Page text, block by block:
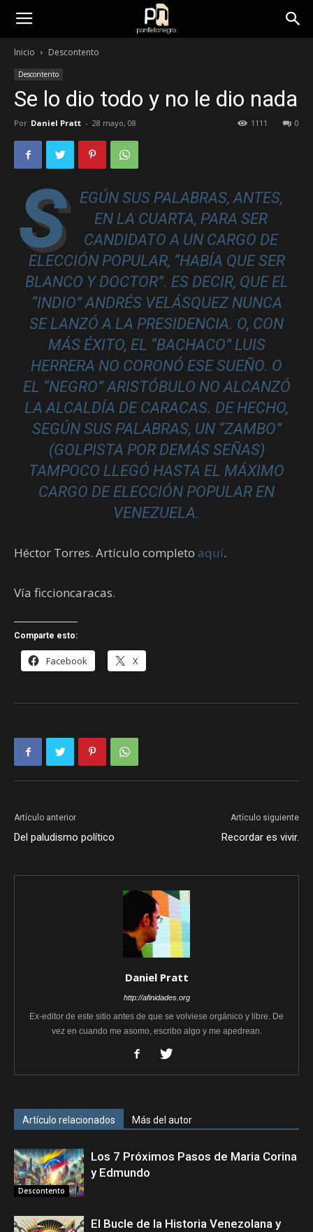
panfletonegro
Inicio Descontento
Descontento
Se lo dio todo y no le dio nada
Por Daniel Pratt - 28 mayo, 08 0
1111
S
EGÚN SUS PALABRAS, ANTES,
EN LA CUARTA, PARA SER
CANDIDATO A UN CARGO DE
ELECCIÓN POPULAR, “HABÍA QUE SER
BLANCO Y DOCTOR”. ES DECIR, QUE EL
“INDIO” ANDRÉS VELÁSQUEZ NUNCA
SE LANZÓ A LA PRESIDENCIA. O, CON
MÁS ÉXITO, EL “BACHACO” LUIS
HERRERA NO CORONÓ ESE SUEÑO. O
EL “NEGRO” ARISTÓBULO NO ALCANZÓ
LA ALCALDÍA DE CARACAS. DE HECHO,
SEGÚN SUS PALABRAS, UN “ZAMBO”
(GOLPISTA POR DEMÁS SEÑAS)
TAMPOCO LLEGÓ HASTA EL MÁXIMO
CARGO DE ELECCIÓN POPULAR EN
VENEZUELA.
Héctor Torres. Artículo completo aquí.
Vía ficcioncaracas.
Comparte esto:
Facebook X
Artículo anterior
Del paludismo político
Artículo siguiente
Recordar es vivir.
Daniel Pratt
http://afinidades.org
Ex-editor de este sitio antes de que se volviese orgánico y libre. De
vez en cuando me asomo, escribo algo y me apedrean.
Artículo relacionados Más del autor
Descontento
Los 7 Próximos Pasos de Maria Corina
y Edmundo
El Bucle de la Historia Venezolana y